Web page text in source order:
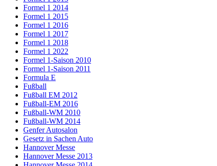
Formel 1 2014
Formel 1 2015
Formel 1 2016
Formel 1 2017
Formel 1 2018
Formel 1 2022
Formel 1-Saison 2010
Formel 1-Saison 2011
Formula E
Fußball
Fußball EM 2012
Fußball-EM 2016
Fußball-WM 2010
Fußball-WM 2014
Genfer Autosalon
Gesetz in Sachen Auto
Hannover Messe
Hannover Messe 2013